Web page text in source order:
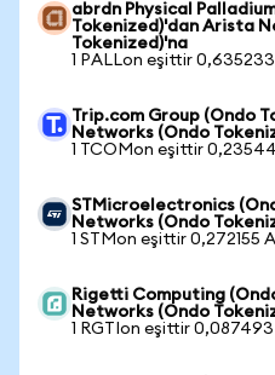
abrdn Physical
Tokenized)'dan Arista
Tokenized)'na
1 PALLon eşittir
Trip.com Group (Ondo
Networks (Ondo
1 TCOMon eşittir
STMicroelectronics
Networks (Ondo
1 STMon eşittir 0,272155
Rigetti Computing
Networks (Ondo
1 RGTIon eşittir 0,087493